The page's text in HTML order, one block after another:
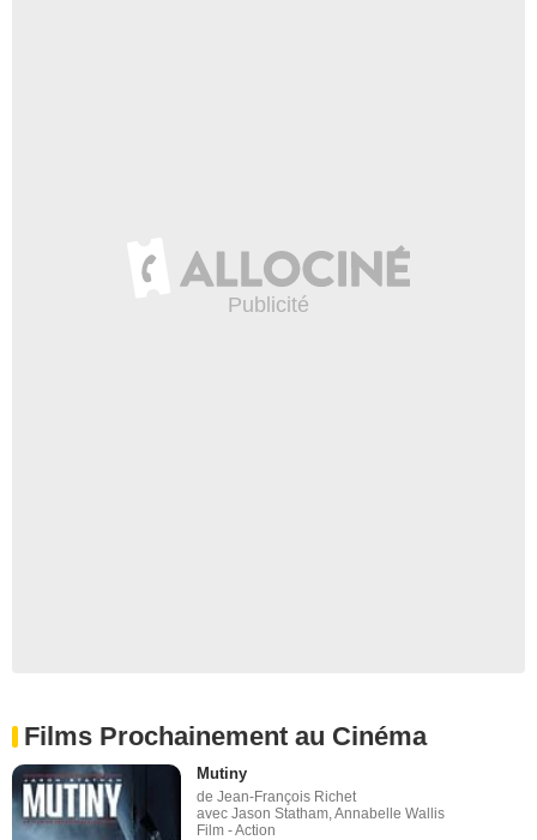
Films Prochainement au Cinéma
Mutiny
de Jean-François Richet
avec Jason Statham, Annabelle Wallis
Film - Action